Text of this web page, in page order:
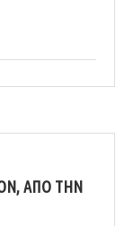
ΑΠΌ ΤΗΝ